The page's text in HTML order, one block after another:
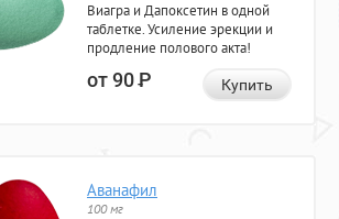
Виагра и Дапоксетин в одной
таблетке. Усиление эрекции и
продление полового акта!
от 90Р Купить
Аванафил
100 мг